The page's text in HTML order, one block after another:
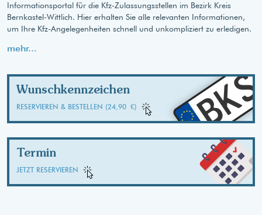
Informationsportal für die Kfz-Zulassungsstellen im Bezirk Kreis
Bernkastel-Wittlich. Hier erhalten Sie alle relevanten Informationen,
um Ihre Kfz-Angelegenheiten schnell und unkompliziert zu erledigen.
mehr...
Wunschkennzeichen
RESERVIEREN & BESTELLEN (24,90 €)
Termin
JETZT RESERVIEREN